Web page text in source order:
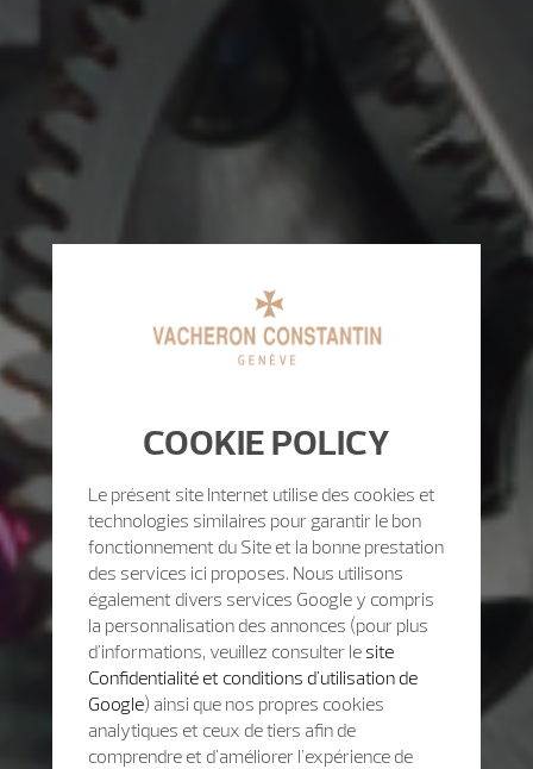
COOKIE POLICY
Le présent site Internet utilise des cookies et
technologies similaires pour garantir le bon
fonctionnement du Site et la bonne prestation
des services ici proposes. Nous utilisons
également divers services Google y compris
la personnalisation des annonces (pour plus
d'informations, veuillez consulter le site
Confidentialité et conditions d'utilisation de
Google) ainsi que nos propres cookies
analytiques et ceux de tiers afin de
comprendre et d'améliorer l'expérience de